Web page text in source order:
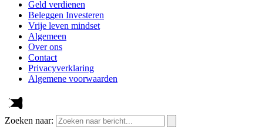
Geld verdienen
Beleggen Investeren
Vrije leven mindset
Algemeen
Over ons
Contact
Privacyverklaring
Algemene voorwaarden
Zoeken naar: